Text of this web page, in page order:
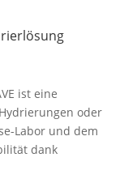
ist eine
oder
Labor und dem
dank